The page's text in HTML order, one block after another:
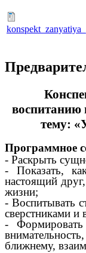
воспитанию
тему:
Программное
- Раскрыть
- Показать,
настоящий
жизни;
- Воспитывать
сверстниками и
- Формировать
ближнему,